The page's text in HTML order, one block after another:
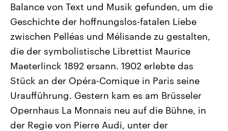
USA
Aktuelle Beiträge, Analysen und
Hintergründe
Wirtschaftlich und militärisch
gehören die Vereinigten Staaten zu
den mächtigsten Ländern der Erde,
mit großem Einfluss auf das
aktuelle Weltgeschehen.
Nahostkonflikt
Aktuelle Lage und
Der Überfall der
Terrororganisation Hamas
Oktober 2023 auf Israel
Region wieder die Gewalt
Israel möchte die Hamas
Diese wird wie die
Programm
Audio-Archiv
Balance von Text und Musik gefunden, um die
Geschichte der hoffnungslos-fatalen Liebe
zwischen Pelléas und Mélisande zu gestalten,
die der symbolistische Librettist Maurice
Maeterlinck 1892 ersann. 1902 erlebte das
Stück an der Opéra-Comique in Paris seine
Uraufführung. Gestern kam es am Brüsseler
Opernhaus La Monnais neu auf die Bühne, in
der Regie von Pierre Audi, unter der